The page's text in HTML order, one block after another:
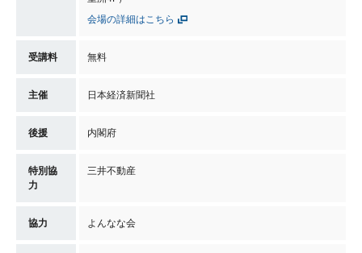
会場の詳細はこちら
受講料 無料
主催 日本経済新聞社
後援 内閣府
特別協
力
三井不動産
協力 よんなな会